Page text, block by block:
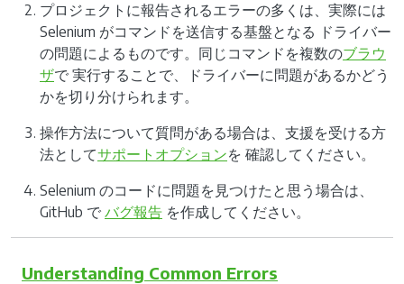
プロジェクトに報告されるエラーの多くは、実際には
Selenium がコマンドを送信する基盤となる ドライバー
の問題によるものです。同じコマンドを複数のブラウ
ザで 実行することで、ドライバーに問題があるかどう
かを切り分けられます。
操作方法について質問がある場合は、支援を受ける方
法としてサポートオプションを 確認してください。
Selenium のコードに問題を見つけたと思う場合は、
GitHub で バグ報告 を作成してください。
Understanding Common Errors